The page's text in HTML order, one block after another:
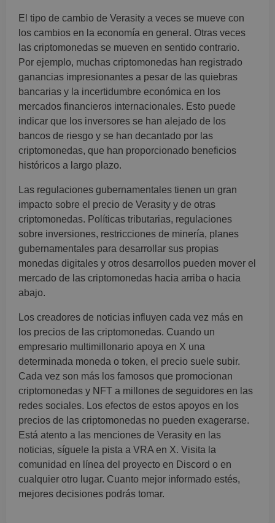
El tipo de cambio de Verasity a veces se mueve con
los cambios en la economía en general. Otras veces
las criptomonedas se mueven en sentido contrario.
Por ejemplo, muchas criptomonedas han registrado
ganancias impresionantes a pesar de las quiebras
bancarias y la incertidumbre económica en los
mercados financieros internacionales. Esto puede
indicar que los inversores se han alejado de los
bancos de riesgo y se han decantado por las
criptomonedas, que han proporcionado beneficios
históricos a largo plazo.
Las regulaciones gubernamentales tienen un gran
impacto sobre el precio de Verasity y de otras
criptomonedas. Políticas tributarias, regulaciones
sobre inversiones, restricciones de minería, planes
gubernamentales para desarrollar sus propias
monedas digitales y otros desarrollos pueden mover el
mercado de las criptomonedas hacia arriba o hacia
abajo.
Los creadores de noticias influyen cada vez más en
los precios de las criptomonedas. Cuando un
empresario multimillonario apoya en X una
determinada moneda o token, el precio suele subir.
Cada vez son más los famosos que promocionan
criptomonedas y NFT a millones de seguidores en las
redes sociales. Los efectos de estos apoyos en los
precios de las criptomonedas no pueden exagerarse.
Está atento a las menciones de Verasity en las
noticias, síguele la pista a VRA en X. Visita la
comunidad en línea del proyecto en Discord o en
cualquier otro lugar. Cuanto mejor informado estés,
mejores decisiones podrás tomar.